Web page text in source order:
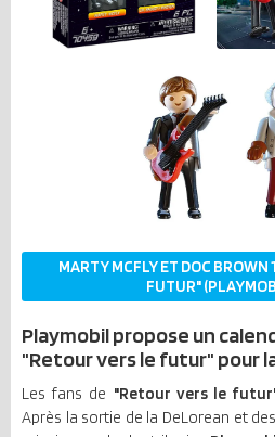
MARTY MCFLY ET DOC BROWN
FUTUR"
Playmobil propose un
"Retour vers le futur" pour
Les fans de "Retour vers le
Après la sortie de la DeLorean et